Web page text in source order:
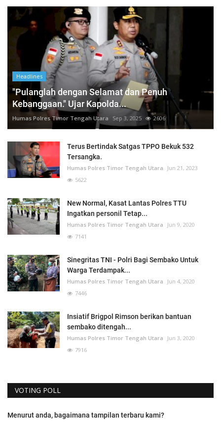
Headlines
"Pulanglah dengan Selamat dan Penuh
Kebanggaan." Ujar Kapolda...
Humas Polres Timor Tengah Utara Sep 3, 2025 2606
Terus Bertindak Satgas TPPO Bekuk 532
Tersangka.
Humas Polres Timor Tengah Utara
Jun 21, 2023
5622
New Normal, Kasat Lantas Polres TTU
Ingatkan personil Tetap...
Humas Polres Timor Tengah Utara
Jun 9, 2020
7141
Sinegritas TNI - Polri Bagi Sembako Untuk
Warga Terdampak...
Humas Polres Timor Tengah Utara
Jun 4, 2020
7446
Insiatif Brigpol Rimson berikan bantuan
sembako ditengah...
Humas Polres Timor Tengah Utara
Jun 3, 2020
7916
VOTING POLL
Menurut anda, bagaimana tampilan terbaru kami?